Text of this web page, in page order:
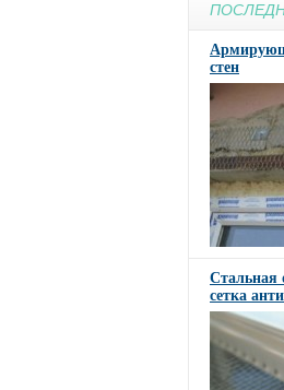
стен
Стальная
сетка